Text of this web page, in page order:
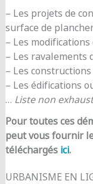
– Les projets de
surface de
– Les modifications
– Les ravalements
– Les
– Les édifications
… Liste non
Pour toutes ces
peut vous fournir
téléchargés ici.
URBANISME EN